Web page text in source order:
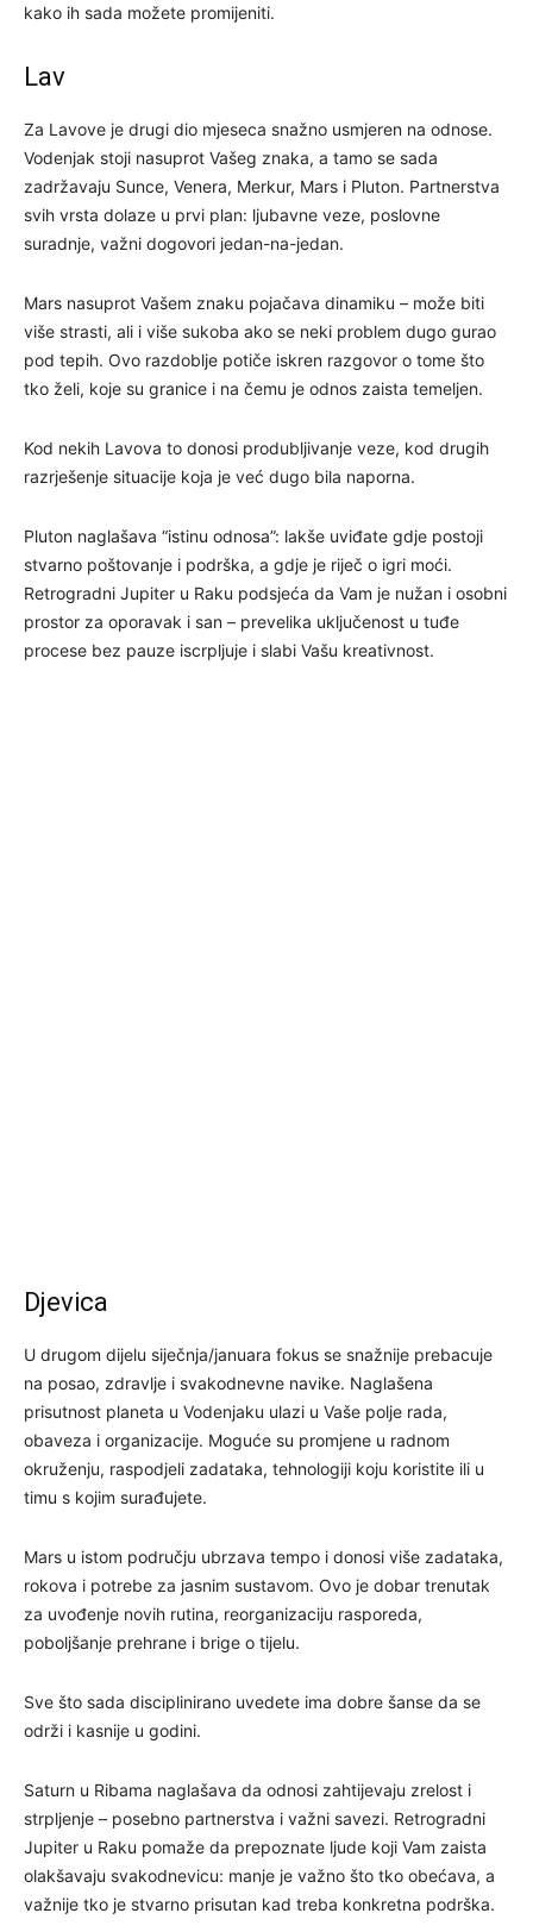
kako ih sada možete promijeniti.
Lav
Za Lavove je drugi dio mjeseca snažno usmjeren na odnose.
Vodenjak stoji nasuprot Vašeg znaka, a tamo se sada
zadržavaju Sunce, Venera, Merkur, Mars i Pluton. Partnerstva
svih vrsta dolaze u prvi plan: ljubavne veze, poslovne
suradnje, važni dogovori jedan-na-jedan.
Mars nasuprot Vašem znaku pojačava dinamiku – može biti
više strasti, ali i više sukoba ako se neki problem dugo gurao
pod tepih. Ovo razdoblje potiče iskren razgovor o tome što
tko želi, koje su granice i na čemu je odnos zaista temeljen.
Kod nekih Lavova to donosi produbljivanje veze, kod drugih
razrješenje situacije koja je već dugo bila naporna.
Pluton naglašava “istinu odnosa”: lakše uviđate gdje postoji
stvarno poštovanje i podrška, a gdje je riječ o igri moći.
Retrogradni Jupiter u Raku podsjeća da Vam je nužan i osobni
prostor za oporavak i san – prevelika uključenost u tuđe
procese bez pauze iscrpljuje i slabi Vašu kreativnost.
Djevica
U drugom dijelu siječnja/januara fokus se snažnije prebacuje
na posao, zdravlje i svakodnevne navike. Naglašena
prisutnost planeta u Vodenjaku ulazi u Vaše polje rada,
obaveza i organizacije. Moguće su promjene u radnom
okruženju, raspodjeli zadataka, tehnologiji koju koristite ili u
timu s kojim surađujete.
Mars u istom području ubrzava tempo i donosi više zadataka,
rokova i potrebe za jasnim sustavom. Ovo je dobar trenutak
za uvođenje novih rutina, reorganizaciju rasporeda,
poboljšanje prehrane i brige o tijelu.
Sve što sada disciplinirano uvedete ima dobre šanse da se
održi i kasnije u godini.
Saturn u Ribama naglašava da odnosi zahtijevaju zrelost i
strpljenje – posebno partnerstva i važni savezi. Retrogradni
Jupiter u Raku pomaže da prepoznate ljude koji Vam zaista
olakšavaju svakodnevicu: manje je važno što tko obećava, a
važnije tko je stvarno prisutan kad treba konkretna podrška.